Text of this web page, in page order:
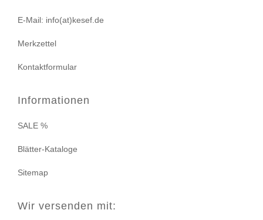
E-Mail: info(at)kesef.de
Merkzettel
Kontaktformular
Informationen
SALE %
Blätter-Kataloge
Sitemap
Wir versenden mit: